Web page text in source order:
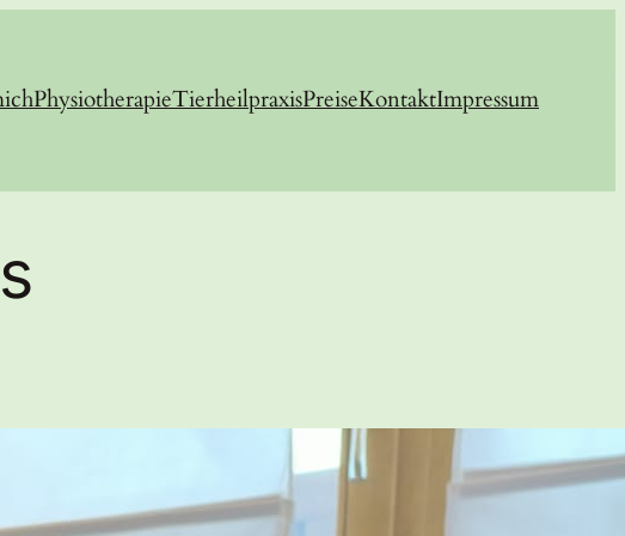
PhysiotherapieTierheilpraxisPreiseKontaktImpressum